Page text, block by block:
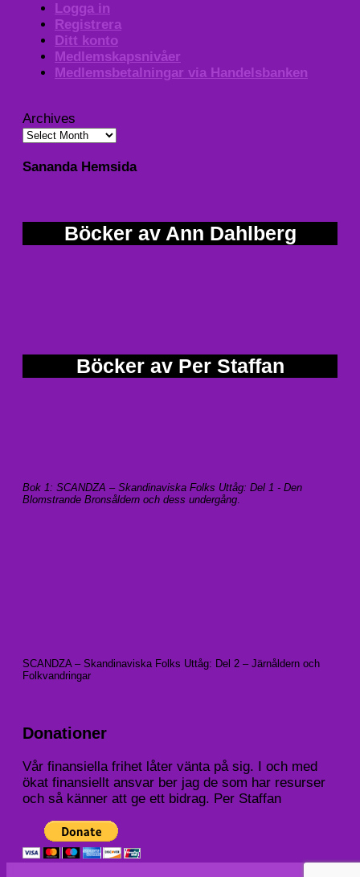
Logga in
Registrera
Ditt konto
Medlemskapsnivåer
Medlemsbetalningar via Handelsbanken
Archives
Sananda Hemsida
Böcker av Ann Dahlberg
Böcker av Per Staffan
Bok 1: SCANDZA – Skandinaviska Folks Uttåg: Del 1 - Den
Blomstrande Bronsåldern och dess undergång
SCANDZA – Skandinaviska Folks Uttåg: Del 2 – Järnåldern och
Folkvandringar
Donationer
Vår finansiella frihet låter vänta på sig. I och med
ökat finansiellt ansvar ber jag de som har resurser
och så känner att ge ett bidrag. Per Staffan